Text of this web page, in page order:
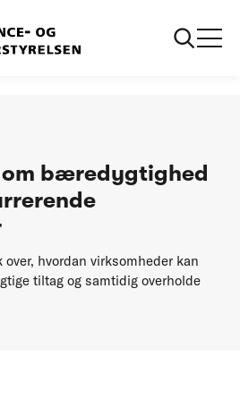
virksomheder
bæredygtighed
hvordan virksomheder kan
tiltag og samtidig overholde